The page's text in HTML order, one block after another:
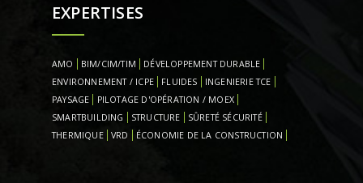
EXPERTISES
AMO BIM/CIM/TIM
DÉVELOPPEMENT DURABLE
ENVIRONNEMENT / ICPE
FLUIDES
INGENIERIE TCE
PAYSAGE
PILOTAGE D'OPÉRATION / MOEX
SMARTBUILDING
STRUCTURE
SÛRETÉ SÉCURITÉ
THERMIQUE
VRD ÉCONOMIE DE LA CONSTRUCTION